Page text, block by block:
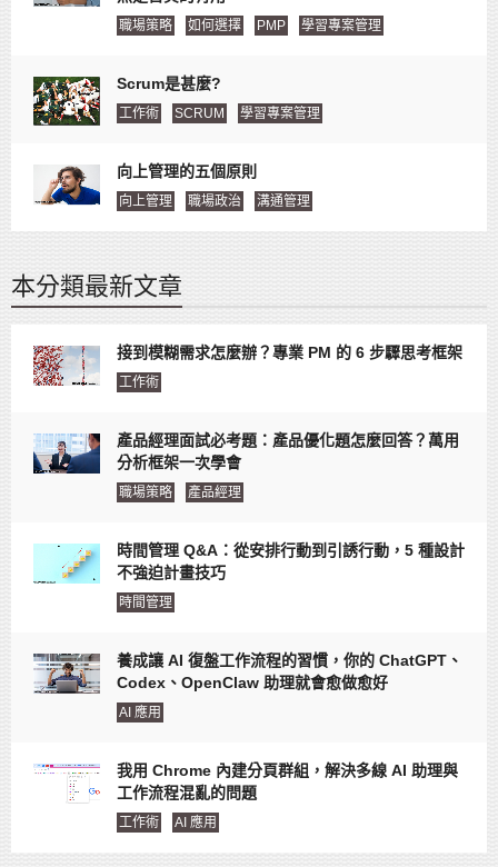
職場策略 如何選擇 PMP 學習專案管理
Scrum是甚麼?
工作術 SCRUM 學習專案管理
向上管理的五個原則
向上管理 職場政治 溝通管理
本分類最新文章
接到模糊需求怎麼辦？專業 PM 的 6 步驟思考框架
工作術
產品經理面試必考題：產品優化題怎麼回答？萬用
分析框架一次學會
職場策略 產品經理
時間管理 Q&A：從安排行動到引誘行動，5 種設計
不強迫計畫技巧
時間管理
養成讓 AI 復盤工作流程的習慣，你的 ChatGPT、
Codex、OpenClaw 助理就會愈做愈好
AI 應用
我用 Chrome 內建分頁群組，解決多線 AI 助理與
工作流程混亂的問題
工作術 AI 應用